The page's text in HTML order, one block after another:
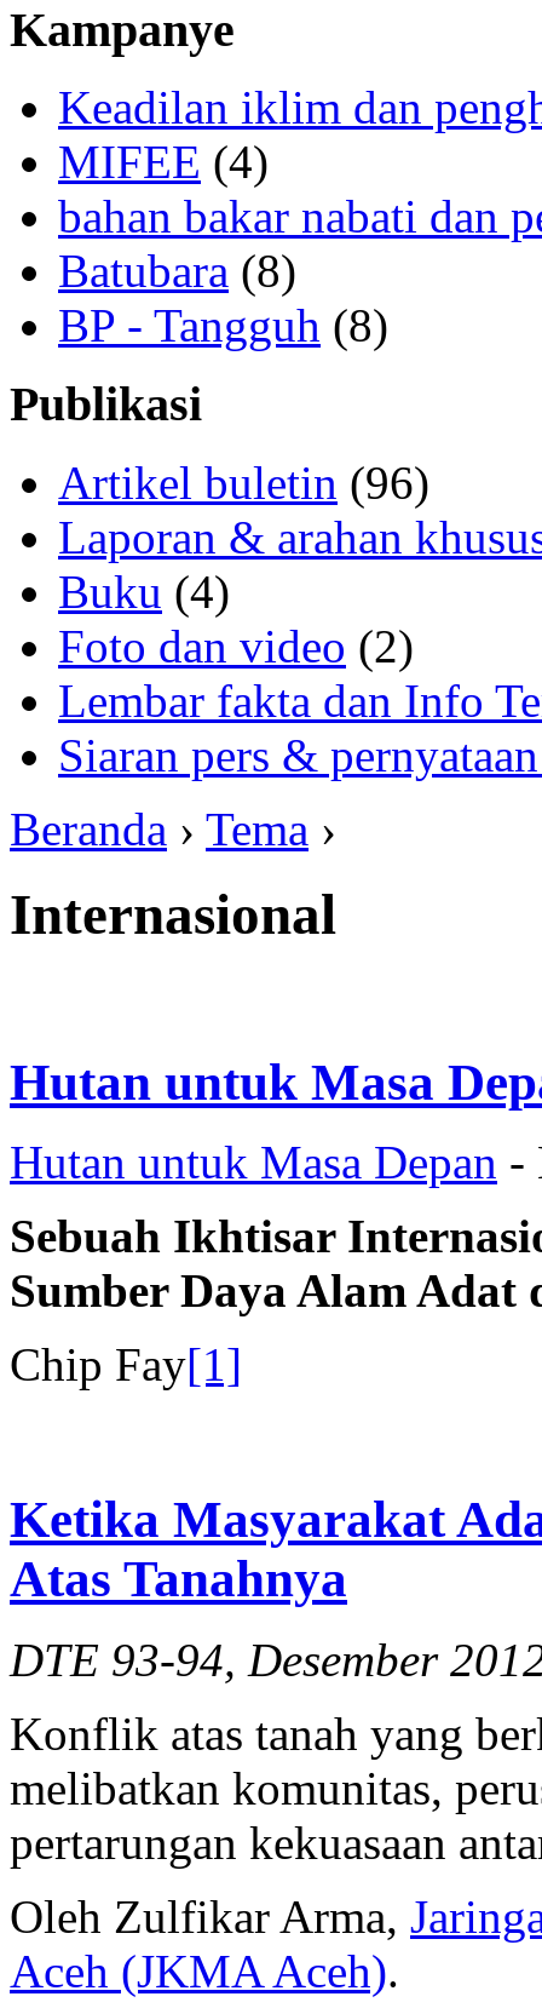
Kampanye
Keadilan iklim dan
MIFEE (4)
bahan bakar nabati dan
Batubara (8)
BP - Tangguh (8)
Publikasi
Artikel buletin (96)
Laporan & arahan
Buku (4)
Foto dan video (2)
Lembar fakta dan Info
Siaran pers &
Beranda › Tema ›
Internasional
Hutan untuk Masa
Hutan untuk Masa Depan -
Sebuah Ikhtisar
Sumber Daya Alam Adat
Chip Fay[1]
Ketika Masyarakat
Atas Tanahnya
DTE 93-94, Desember
Konflik atas tanah yang
melibatkan komunitas,
pertarungan kekuasaan
Oleh Zulfikar Arma,
Aceh (JKMA Aceh).